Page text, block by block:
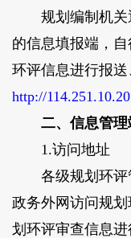
规划编制机关
的信息填报端，
环评信息进行报
http://
二、信息管理
1.访问地址
各级规划环评
政务外网访问规
划环评审查信息